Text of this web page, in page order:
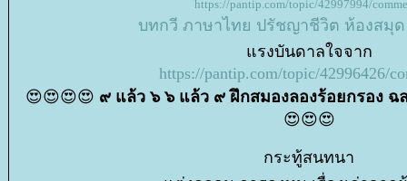
https://pantip.com/topic/42997994/
บทกวี ภาษาไท ปรัชญาชีวิต ห้องสมุด
รงบันดาลใจจาก
https://pantip.com/topic/42996426/
😍😍😍😍 ๙ แล้ว ๖ ๖ แล้ว ๙ ฝึกสมองลองร้อยกรอง ฉ
😍😍😍
กระทู้สนทนา